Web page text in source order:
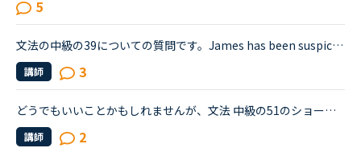
5
文法の中級の39についての質問です。James has been suspicious about Andrew's strange behavior lately.James「 Frankly, I don't know why you are still going to that farm. You were only going there for ...
講師 3
どうでもいいことかもしれませんが、文法 中級の51のショートカンバセーションについて質問です。Daniel came back from Ben's house in the evening.Daniel “Ben asked me how you were doing. How was your day...
講師 2